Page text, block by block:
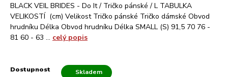
BLACK VEIL BRIDES - Do It / Tričko pánské / L TABULKA
VELIKOSTÍ (cm) Velikost Tričko pánské Tričko dámské Obvod
hrudníku Délka Obvod hrudníku Délka SMALL (S) 91,5 70 76 -
81 60 - 63 ... celý popis
Dostupnost Skladem